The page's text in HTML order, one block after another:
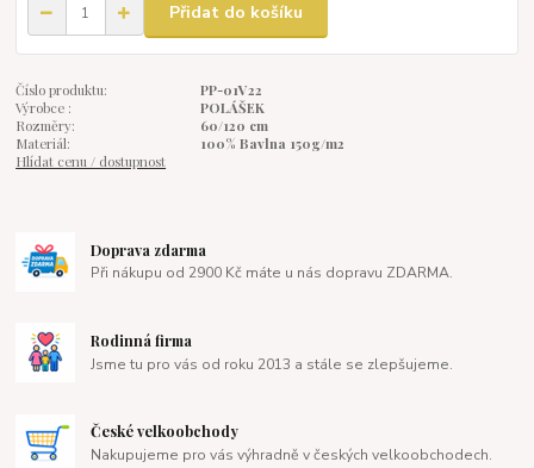
Přidat do košíku
Číslo produktu:
PP-01V22
Výrobce :
POLÁŠEK
Rozměry:
60/120 cm
Materiál:
100% Bavlna 150g/m2
Hlídat cenu / dostupnost
Doprava zdarma
Při nákupu od 2900 Kč máte u nás dopravu ZDARMA.
Rodinná firma
Jsme tu pro vás od roku 2013 a stále se zlepšujeme.
České velkoobchody
Nakupujeme pro vás výhradně v českých velkoobchodech.